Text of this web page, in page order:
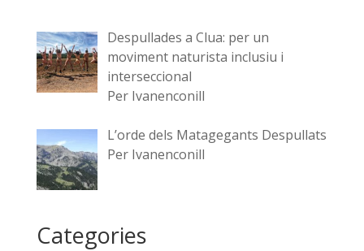
Despullades a Clua: per un
moviment naturista inclusiu i
interseccional
Per Ivanenconill
L’orde dels Matagegants Despullats
Per Ivanenconill
Categories